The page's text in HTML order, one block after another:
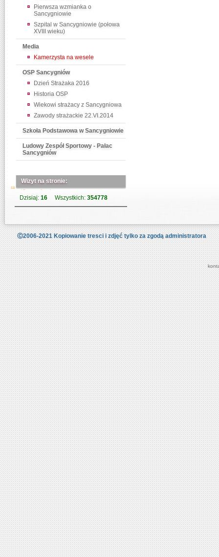
Pierwsza wzmianka o
Sancygniowie
Szpital w Sancygniowie (połowa
XVIII wieku)
Media
Kamerzysta na wesele
OSP Sancygniów
Dzień Strażaka 2016
Historia OSP
Wiekowi strażacy z Sancygniowa
Zawody strażackie 22.VI.2014
Szkoła Podstawowa w Sancygniowie
Ludowy Zespół Sportowy - Pałac
Sancygniów
Wizyt na stronie:
Dzisiaj: 16 Wszystkich: 354778
Ⓒ2006-2021 Kopiowanie tresci i zdjęć tylko za zgodą administratora